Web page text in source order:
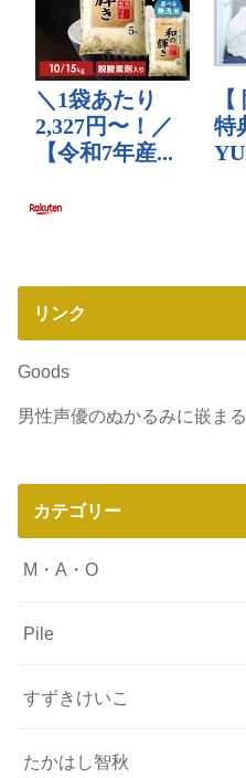
リンク
Goods
男性声優のぬかるみに嵌まる
カテゴリー
M・A・O
Pile
すずきけいこ
たかはし智秋